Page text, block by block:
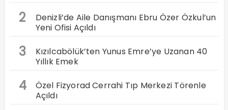
2
Denizli’de Aile Danışmanı Ebru Özer Özkul’un
Yeni Ofisi Açıldı
3
Kızılcabölük’ten Yunus Emre’ye Uzanan 40
Yıllık Emek
4
Özel Fizyorad Cerrahi Tıp Merkezi Törenle
Açıldı